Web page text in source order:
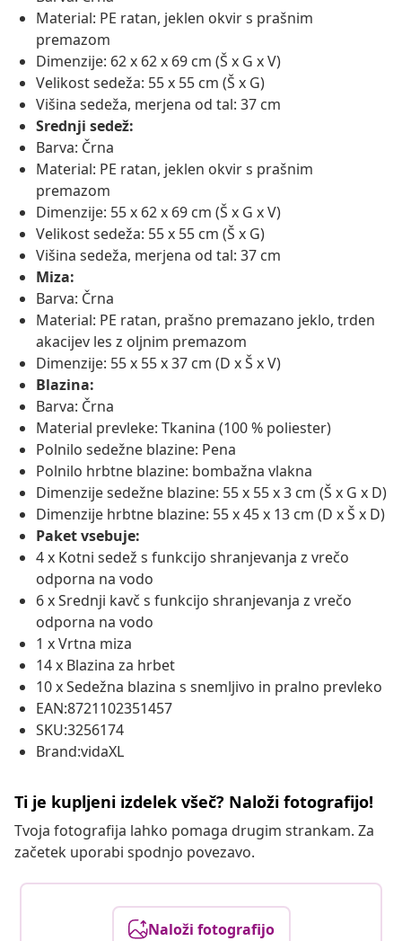
Material: PE ratan, jeklen okvir s prašnim
premazom
Dimenzije: 62 x 62 x 69 cm (Š x G x V)
Velikost sedeža: 55 x 55 cm (Š x G)
Višina sedeža, merjena od tal: 37 cm
Srednji sedež:
Barva: Črna
Material: PE ratan, jeklen okvir s prašnim
premazom
Dimenzije: 55 x 62 x 69 cm (Š x G x V)
Velikost sedeža: 55 x 55 cm (Š x G)
Višina sedeža, merjena od tal: 37 cm
Miza:
Barva: Črna
Material: PE ratan, prašno premazano jeklo, trden
akacijev les z oljnim premazom
Dimenzije: 55 x 55 x 37 cm (D x Š x V)
Blazina:
Barva: Črna
Material prevleke: Tkanina (100 % poliester)
Polnilo sedežne blazine: Pena
Polnilo hrbtne blazine: bombažna vlakna
Dimenzije sedežne blazine: 55 x 55 x 3 cm (Š x G x D)
Dimenzije hrbtne blazine: 55 x 45 x 13 cm (D x Š x D)
Paket vsebuje:
4 x Kotni sedež s funkcijo shranjevanja z vrečo
odporna na vodo
6 x Srednji kavč s funkcijo shranjevanja z vrečo
odporna na vodo
1 x Vrtna miza
14 x Blazina za hrbet
10 x Sedežna blazina s snemljivo in pralno prevleko
EAN:8721102351457
SKU:3256174
Brand:vidaXL
Ti je kupljeni izdelek všeč? Naloži fotografijo!
Tvoja fotografija lahko pomaga drugim strankam. Za
začetek uporabi spodnjo povezavo.
Naloži fotografijo